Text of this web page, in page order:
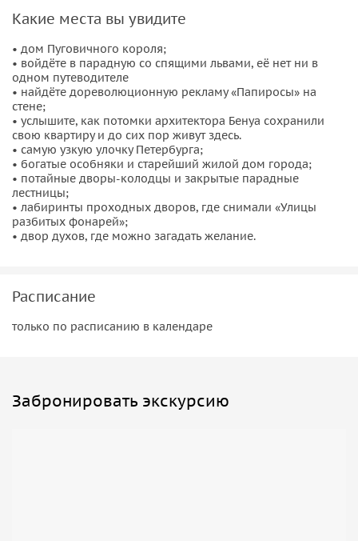
тем, ктовпервые в Петербурге
города;
тем, кто был здесь уже несколько раз и ищет
скрытые фотогеничные места,куда без гида просто
не войти;
искушённым путешественникам и местным жителям,
маршрут проходит по местам, о которых не знают
даже местные;
тем, для кого важна не просто экскурсия, а встреча с
городом, который открывается не всем.
Какие места вы увидите
• дом Пуговичного короля;
• войдёте в парадную со спящими львами, её нет ни в
одном путеводителе
• найдёте дореволюционную рекламу «Папиросы» на
стене;
• услышите, как потомки архитектора Бенуа сохранили
свою квартиру и до сих пор живут здесь.
• самую узкую улочку Петербурга;
• богатые особняки и старейший жилой дом города;
• потайные дворы-колодцы и закрытые парадные
лестницы;
• лабиринты проходных дворов, где снимали «Улицы
разбитых фонарей»;
• двор духов, где можно загадать желание.
Расписание
только по расписанию в календаре
Забронировать экскурсию